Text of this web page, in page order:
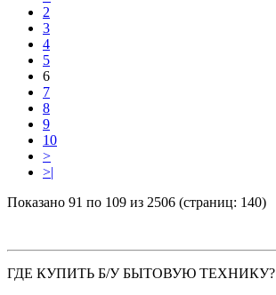
2
3
4
5
6
7
8
9
10
>
>|
Показано 91 по 109 из 2506 (страниц: 140)
ГДЕ КУПИТЬ Б/У БЫТОВУЮ ТЕХНИКУ?